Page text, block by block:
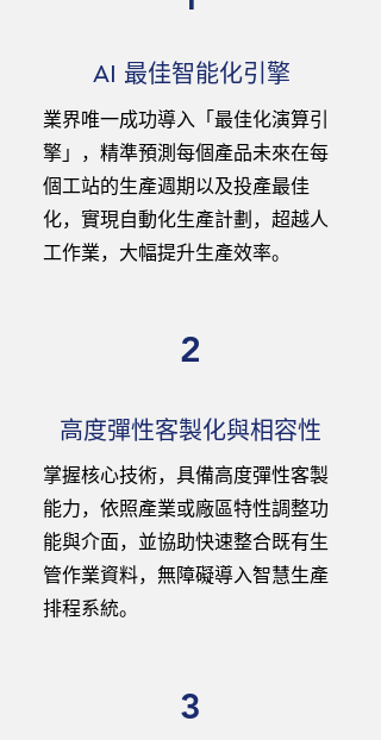
AI 最佳智能化引擎
業界唯一成功導入「最佳化演算引
擎」，精準預測每個產品未來在每
個工站的生產週期以及投產最佳
化，實現自動化生產計劃，超越人
工作業，大幅提升生產效率。
2
高度彈性客製化與相容性
掌握核心技術，具備高度彈性客製
能力，依照產業或廠區特性調整功
能與介面，並協助快速整合既有生
管作業資料，無障礙導入智慧生產
排程系統。
3